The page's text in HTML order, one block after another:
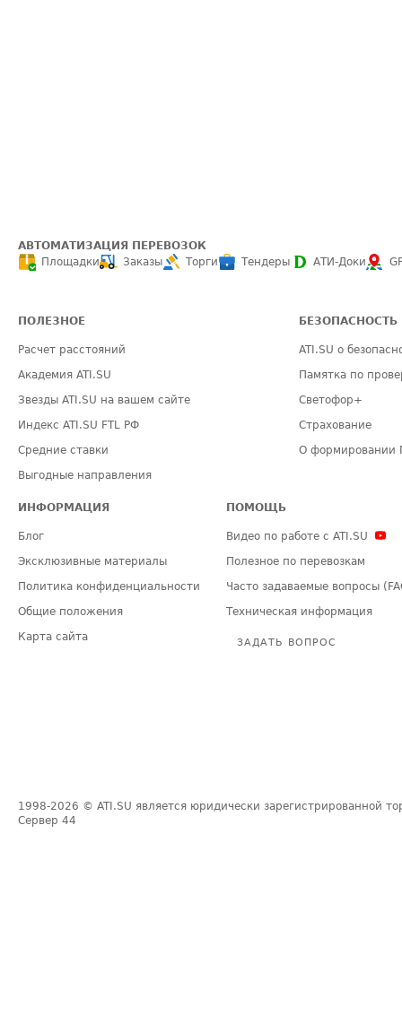
АВТОМАТИЗАЦИЯ ПЕРЕВОЗОК
Площадки
Заказы Торги Тендеры АТИ-Доки
ПОЛЕЗНОЕ
Расчет расстояний
Академия ATI.SU
Звезды ATI.SU на вашем сайте
Индекс ATI.SU FTL РФ
Средние ставки
Выгодные направления
БЕЗОПАСНОСТЬ
ATI.SU о
Памятка по
Светофор+
Страхование
О формировании
ИНФОРМАЦИЯ
Блог
Эксклюзивные материалы
Политика конфиденциальности
Общие положения
Карта сайта
ПОМОЩЬ
Видео по работе с ATI.SU
Полезное по перевозкам
Часто задаваемые вопросы
Техническая информация
ЗАДАТЬ ВОПРОС
1998-2026 © ATI.SU является юридически зарегистрированной
Сервер 44